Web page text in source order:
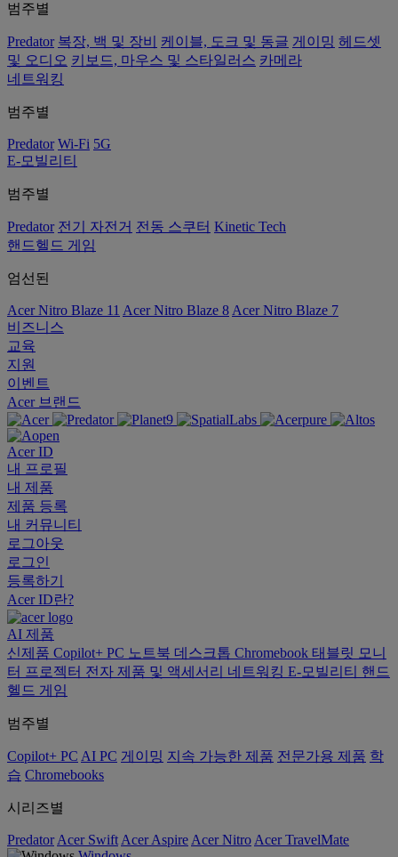
범주별
Predator 복장, 백 및 장비 케이블, 도크 및 동글 게이밍 헤드셋
및 오디오 키보드, 마우스 및 스타일러스 카메라
네트워킹
범주별
Predator Wi-Fi 5G
E-모빌리티
범주별
Predator 전기 자전거 전동 스쿠터 Kinetic Tech
핸드헬드 게임
엄선된
Acer Nitro Blaze 11 Acer Nitro Blaze 8 Acer Nitro Blaze 7
비즈니스
교육
지원
이벤트
Acer 브랜드
Acer ID
내 프로필
내 제품
제품 등록
내 커뮤니티
로그아웃
로그인
등록하기
Acer ID란?
AI 제품
신제품 Copilot+ PC 노트북 데스크톱 Chromebook 태블릿 모니
터 프로젝터 전자 제품 및 액세서리 네트워킹 E-모빌리티 핸드
헬드 게임
범주별
Copilot+ PC AI PC 게이밍 지속 가능한 제품 전문가용 제품 학
습 Chromebooks
시리즈별
Predator Acer Swift Acer Aspire Acer Nitro Acer TravelMate